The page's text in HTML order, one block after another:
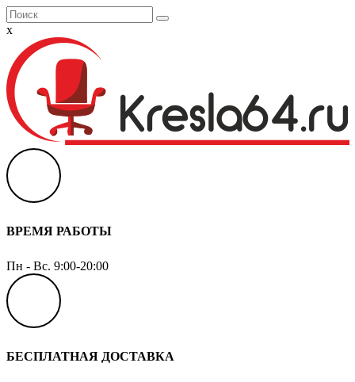
x
ВРЕМЯ РАБОТЫ
Пн - Вс. 9:00-20:00
БЕСПЛАТНАЯ ДОСТАВКА